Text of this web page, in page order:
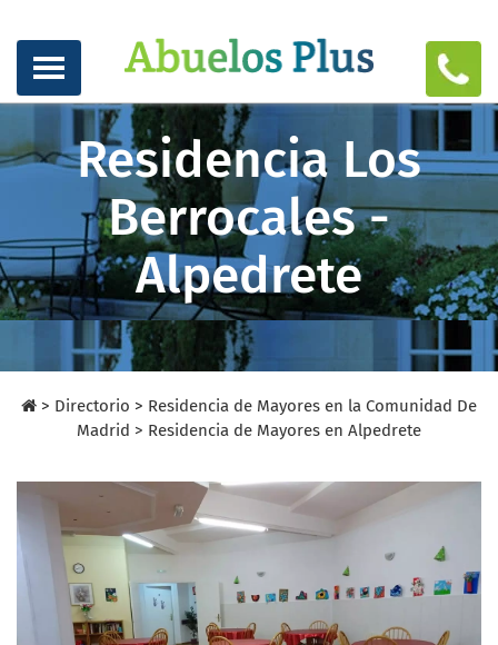
Residencia Los
Berrocales -
Alpedrete
> Directorio > Residencia de Mayores en la Comunidad De
Madrid > Residencia de Mayores en Alpedrete